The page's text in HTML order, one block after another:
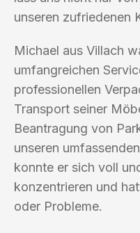
unseren zufriedenen
Michael aus Villach
umfangreichen
professionellen
Transport seiner
Beantragung von
unseren
konnte er sich voll
konzentrieren und
oder Probleme.